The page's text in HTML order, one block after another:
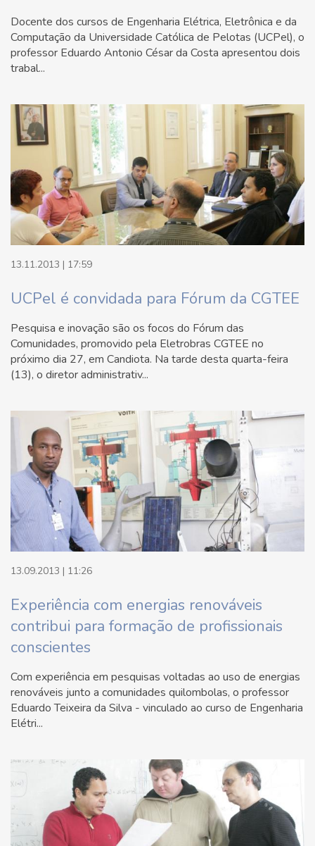
Docente dos cursos de Engenharia Elétrica, Eletrônica e da
Computação da Universidade Católica de Pelotas (UCPel), o
professor Eduardo Antonio César da Costa apresentou dois
trabal...
13.11.2013 | 17:59
UCPel é convidada para Fórum da CGTEE
Pesquisa e inovação são os focos do Fórum das
Comunidades, promovido pela Eletrobras CGTEE no
próximo dia 27, em Candiota. Na tarde desta quarta-feira
(13), o diretor administrativ...
13.09.2013 | 11:26
Experiência com energias renováveis
contribui para formação de profissionais
conscientes
Com experiência em pesquisas voltadas ao uso de energias
renováveis junto a comunidades quilombolas, o professor
Eduardo Teixeira da Silva - vinculado ao curso de Engenharia
Elétri...